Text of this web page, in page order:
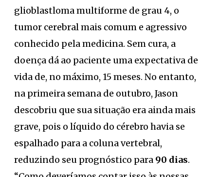
glioblastloma multiforme de grau 4, o
tumor cerebral mais comum e agressivo
conhecido pela medicina. Sem cura, a
doença dá ao paciente uma expectativa de
vida de, no máximo, 15 meses. No entanto,
na primeira semana de outubro, Jason
descobriu que sua situação era ainda mais
grave, pois o líquido do cérebro havia se
espalhado para a coluna vertebral,
reduzindo seu prognóstico para 90 dias.